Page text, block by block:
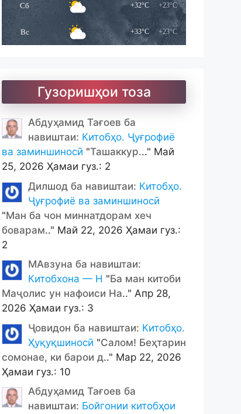
Сб +32°C +23°C
Вс +33°C +23°C
Гузоришҳои тоза
Абдуҳамид Тағоев ба
навиштаи: Китобҳо. Ҷуғрофиё
ва заминшиносӣ "Ташаккур..." Май
25, 2026 Ҳамаи гуз.: 2
Дилшод ба навиштаи: Китобҳо.
Ҷуғрофиё ва заминшиносӣ
"Ман ба чон миннатдорам хеч
боварам.." Май 22, 2026 Ҳамаи гуз.:
2
МАвзуна ба навиштаи:
Китобхона — Н "Ба ман китоби
Маҷолис ун нафоиси На.." Апр 28,
2026 Ҳамаи гуз.: 3
Ҷовидон ба навиштаи: Китобҳо.
Ҳуқуқшиносӣ "Салом! Беҳтарин
сомонае, ки барои д.." Мар 22, 2026
Ҳамаи гуз.: 10
Абдуҳамид Тағоев ба
навиштаи: Бойгонии китобҳои